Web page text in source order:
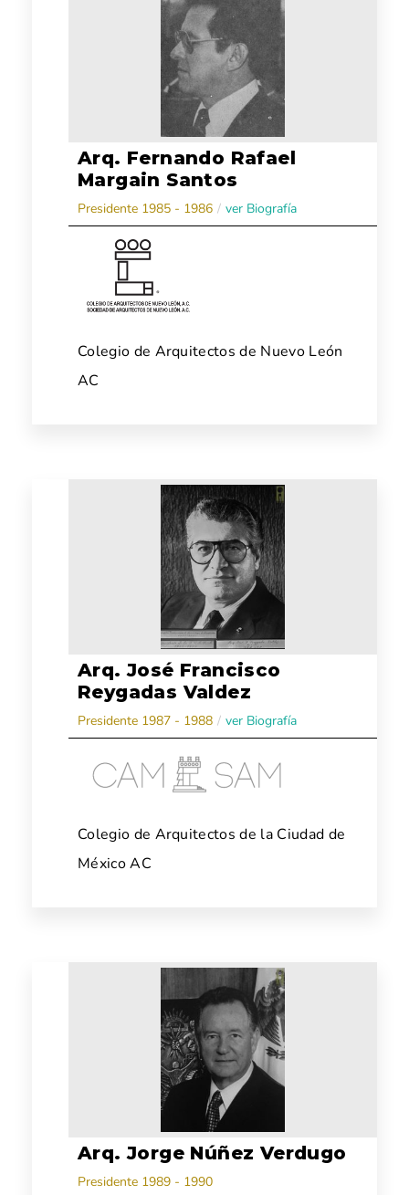
Arq. Fernando Rafael
Margain Santos
Presidente 1985 - 1986 / ver Biografía
Colegio de Arquitectos de Nuevo León
AC
Arq. José Francisco
Reygadas Valdez
Presidente 1987 - 1988 / ver Biografía
Colegio de Arquitectos de la Ciudad de
México AC
Arq. Jorge Núñez Verdugo
Presidente 1989 - 1990